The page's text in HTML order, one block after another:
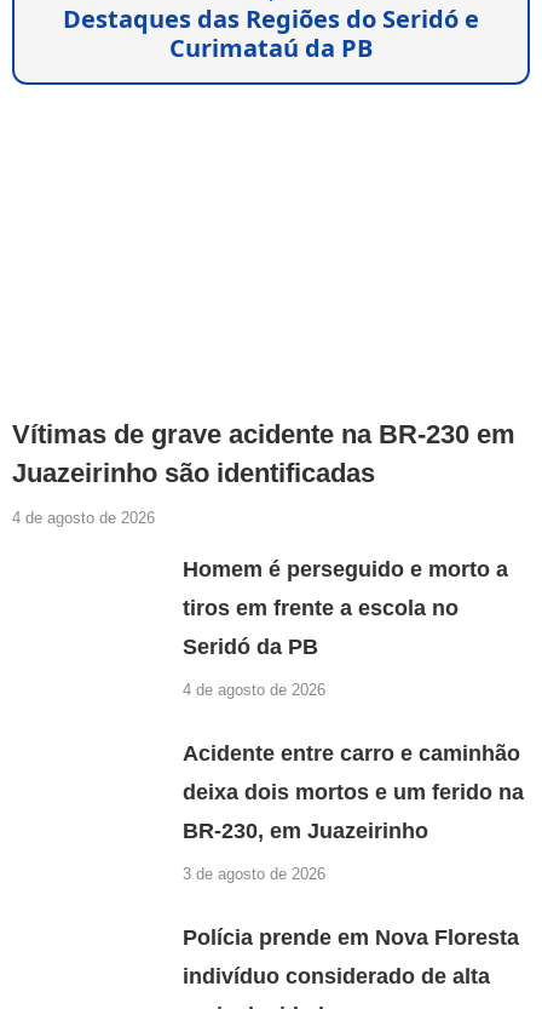
Destaques das Regiões do Seridó e
Curimataú da PB
Vítimas de grave acidente na BR-230 em
Juazeirinho são identificadas
4 de agosto de 2026
Homem é perseguido e morto a
tiros em frente a escola no
Seridó da PB
4 de agosto de 2026
Acidente entre carro e caminhão
deixa dois mortos e um ferido na
BR-230, em Juazeirinho
3 de agosto de 2026
Polícia prende em Nova Floresta
indivíduo considerado de alta